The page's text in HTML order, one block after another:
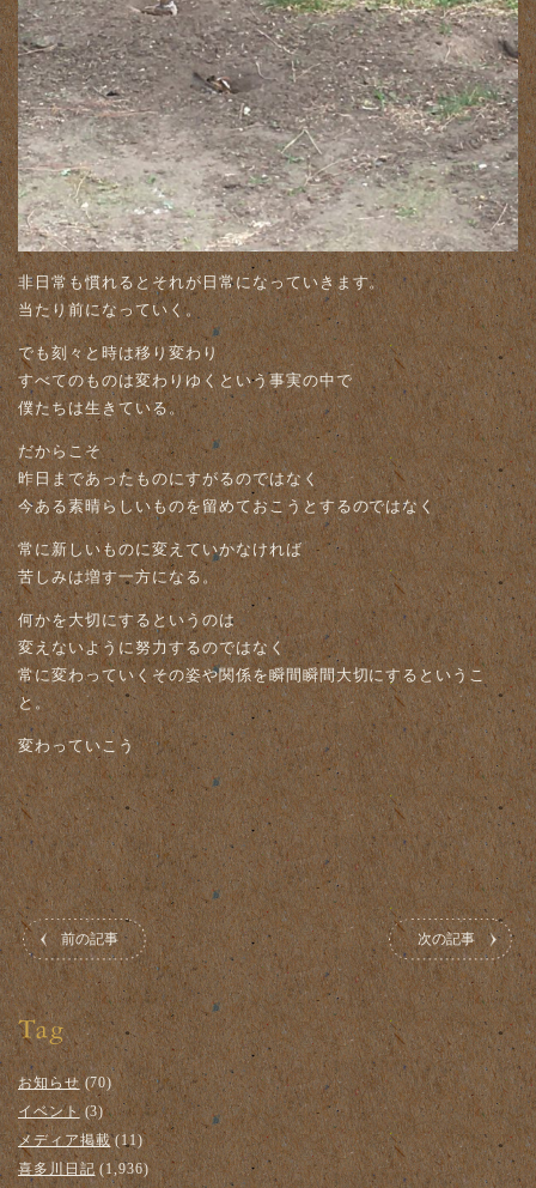
非日常も慣れるとそれが日常になっていきます。
当たり前になっていく。
でも刻々と時は移り変わり
すべてのものは変わりゆくという事実の中で
僕たちは生きている。
だからこそ
昨日まであったものにすがるのではなく
今ある素晴らしいものを留めておこうとするのではなく
常に新しいものに変えていかなければ
苦しみは増す一方になる。
何かを大切にするというのは
変えないように努力するのではなく
常に変わっていくその姿や関係を瞬間瞬間大切にするというこ
と。
変わっていこう
前の記事 次の記事
お知らせ(70)
イベント(3)
メディア掲載(11)
喜多川日記(1,936)